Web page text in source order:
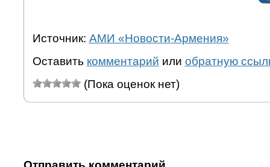
Источник: АМИ «Новости-Армения»
Оставить комментарий или обратную
(Пока оценок нет)